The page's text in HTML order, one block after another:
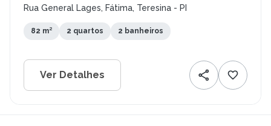
Rua General Lages, Fátima, Teresina - PI
82 m² 2 quartos 2 banheiros
Ver Detalhes